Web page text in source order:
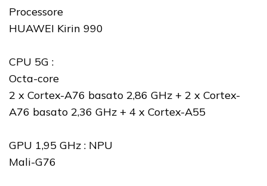
Processore
HUAWEI Kirin 990
CPU 5G :
Octa-core
2 x Cortex-A76 basato 2,86 GHz + 2 x Cortex-
A76 basato 2,36 GHz + 4 x Cortex-A55
GPU 1,95 GHz : NPU
Mali-G76